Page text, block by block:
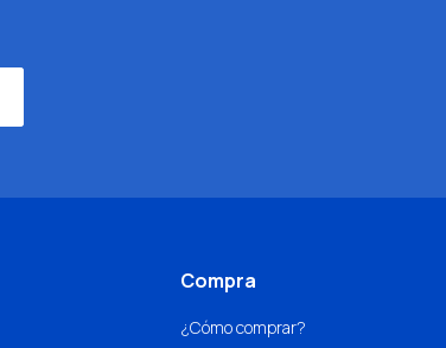
Compra
¿Cómo comprar?